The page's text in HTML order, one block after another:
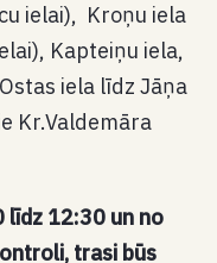
ielai), Kroņu iela
Kapteiņu iela,
iela līdz Jāņa
Kr.Valdemāra
līdz 12:30 un no
trasi būs